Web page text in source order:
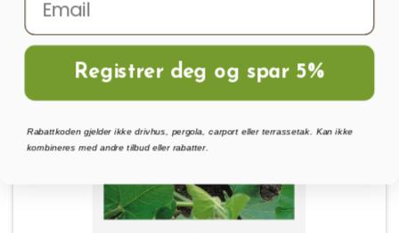
Registrer deg og spar 5%
Rabattkoden gjelder ikke drivhus, pergola, carport eller terrassetak. Kan ikke
kombineres med andre tilbud eller rabatter.